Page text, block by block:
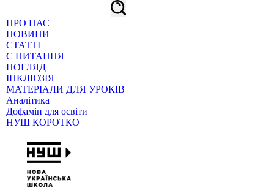
ПРО НАС
НОВИНИ
СТАТТІ
Є ПИТАННЯ
ПОГЛЯД
ІНКЛЮЗІЯ
МАТЕРІАЛИ ДЛЯ УРОКІВ
Аналітика
Дофамін для освіти
НУШ КОРОТКО